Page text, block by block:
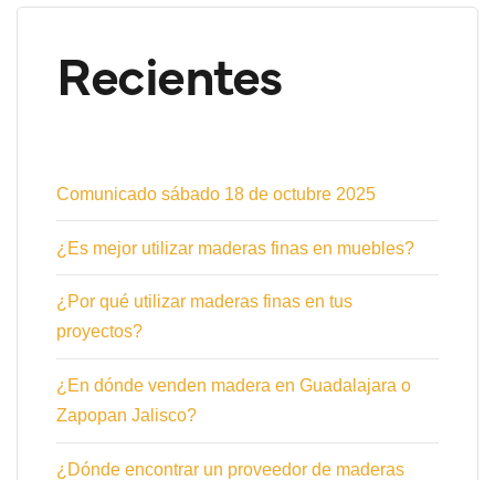
Recientes
Comunicado sábado 18 de octubre 2025
¿Es mejor utilizar maderas finas en muebles?
¿Por qué utilizar maderas finas en tus
proyectos?
¿En dónde venden madera en Guadalajara o
Zapopan Jalisco?
¿Dónde encontrar un proveedor de maderas